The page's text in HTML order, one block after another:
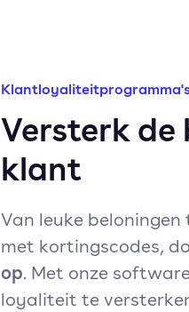
Versterk de
klant
Van leuke
met kortingscodes,
op. Met onze
loyaliteit te